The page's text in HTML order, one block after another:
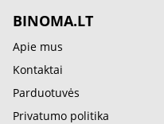
BINOMA.LT
Apie mus
Kontaktai
Parduotuvės
Privatumo politika